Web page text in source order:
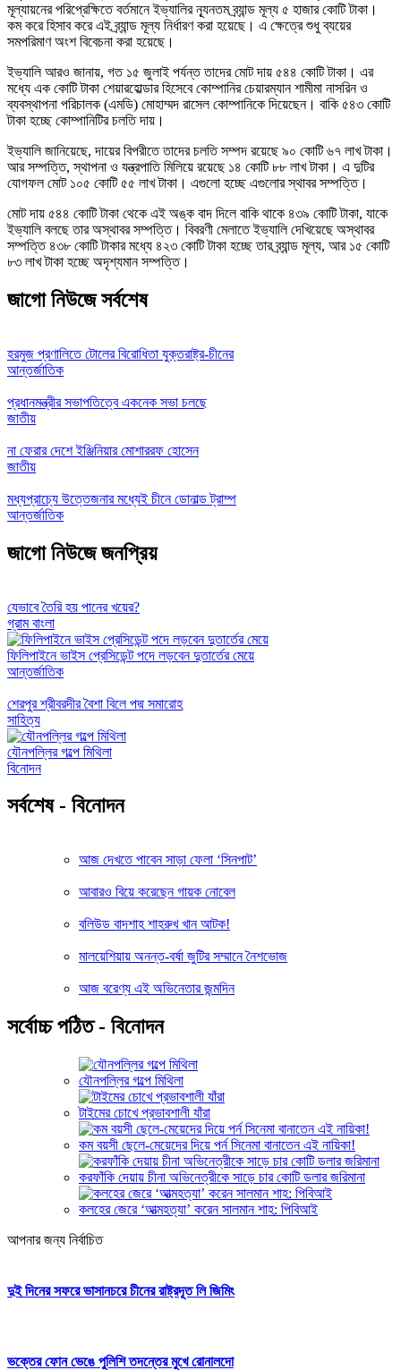
মূল্যায়নের পরিপ্রেক্ষিতে বর্তমানে ইভ্যালির ন্যূনতম ব্র্যান্ড মূল্য ৫ হাজার কোটি টাকা।
কম করে হিসাব করে এই ব্র্যান্ড মূল্য নির্ধারণ করা হয়েছে। এ ক্ষেত্রে শুধু ব্যয়ের
সমপরিমাণ অংশ বিবেচনা করা হয়েছে।
ইভ্যালি আরও জানায়, গত ১৫ জুলাই পর্যন্ত তাদের মোট দায় ৫৪৪ কোটি টাকা। এর
মধ্যে এক কোটি টাকা শেয়ারহোল্ডার হিসেবে কোম্পানির চেয়ারম্যান শামীমা নাসরিন ও
ব্যবস্থাপনা পরিচালক (এমডি) মোহাম্মদ রাসেল কোম্পানিকে দিয়েছেন। বাকি ৫৪৩ কোটি
টাকা হচ্ছে কোম্পানিটির চলতি দায়।
ইভ্যালি জানিয়েছে, দায়ের বিপরীতে তাদের চলতি সম্পদ রয়েছে ৯০ কোটি ৬৭ লাখ টাকা।
আর সম্পত্তি, স্থাপনা ও যন্ত্রপাতি মিলিয়ে রয়েছে ১৪ কোটি ৮৮ লাখ টাকা। এ দুটির
যোগফল মোট ১০৫ কোটি ৫৫ লাখ টাকা। এগুলো হচ্ছে এগুলোর স্থাবর সম্পত্তি।
মোট দায় ৫৪৪ কোটি টাকা থেকে এই অঙ্ক বাদ দিলে বাকি থাকে ৪৩৯ কোটি টাকা, যাকে
ইভ্যালি বলছে তার অস্থাবর সম্পত্তি। বিবরণী মেলাতে ইভ্যালি দেখিয়েছে অস্থাবর
সম্পত্তি ৪৩৮ কোটি টাকার মধ্যে ৪২৩ কোটি টাকা হচ্ছে তার ব্র্যান্ড মূল্য, আর ১৫ কোটি
৮৩ লাখ টাকা হচ্ছে অদৃশ্যমান সম্পত্তি।
জাগো নিউজে সর্বশেষ
হরমুজ প্রণালিতে টোলের বিরোধিতা যুক্তরাষ্ট্র-চীনের
আন্তর্জাতিক
প্রধানমন্ত্রীর সভাপতিত্বে একনেক সভা চলছে
জাতীয়
না ফেরার দেশে ইঞ্জিনিয়ার মোশাররফ হোসেন
জাতীয়
মধ্যপ্রাচ্যে উত্তেজনার মধ্যেই চীনে ডোনাল্ড ট্রাম্প
আন্তর্জাতিক
জাগো নিউজে জনপ্রিয়
যেভাবে তৈরি হয় পানের খয়ের?
গ্রাম বাংলা
ফিলিপাইনে ভাইস প্রেসিডেন্ট পদে লড়বেন দুতার্তের মেয়ে
আন্তর্জাতিক
শেরপুর শ্রীবরদীর বৈশা বিলে পদ্ম সমারোহ
সাহিত্য
যৌনপল্লির গল্পে মিথিলা
বিনোদন
সর্বশেষ - বিনোদন
আজ দেখতে পাবেন সাড়া ফেলা ‘সিনপাট’
আবারও বিয়ে করেছেন গায়ক নোবেল
বলিউড বাদশাহ শাহরুখ খান আটক!
মালয়েশিয়ায় অনন্ত-বর্ষা জুটির সম্মানে নৈশভোজ
আজ বরেণ্য এই অভিনেতার জন্মদিন
সর্বোচ্চ পঠিত - বিনোদন
যৌনপল্লির গল্পে মিথিলা
টাইমের চোখে প্রভাবশালী যাঁরা
কম বয়সী ছেলে-মেয়েদের দিয়ে পর্ন সিনেমা বানাতেন এই নায়িকা!
করফাঁকি দেয়ায় চীনা অভিনেত্রীকে সাড়ে চার কোটি ডলার জরিমানা
কলহের জেরে ‘আত্মহত্যা’ করেন সালমান শাহ: পিবিআই
আপনার জন্য নির্বাচিত
দুই দিনের সফরে ভাসানচরে চীনের রাষ্ট্রদূত লি জিমিং
ভক্তের ফোন ভেঙে পুলিশি তদন্তের মুখে রোনালদো